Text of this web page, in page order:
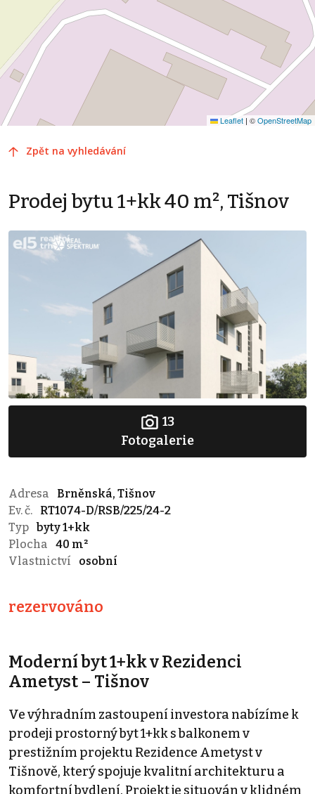
Leaflet | ©OpenStreetMap
Zpět na vyhledávání
Prodej bytu 1+kk 40 m², Tišnov
13
Fotogalerie
Adresa
Brněnská, Tišnov
Ev. č.
RT1074-D/RSB/225/24-2
Typ byty 1+kk
Plocha
40 m²
Vlastnictví
osobní
rezervováno
Moderní byt 1+kk v Rezidenci
Ametyst – Tišnov
Ve výhradním zastoupení investora nabízíme k
prodeji prostorný byt 1+kk s balkonem v
prestižním projektu Rezidence Ametyst v
Tišnově, který spojuje kvalitní architekturu a
komfortní bydlení. Projekt je situován v klidném